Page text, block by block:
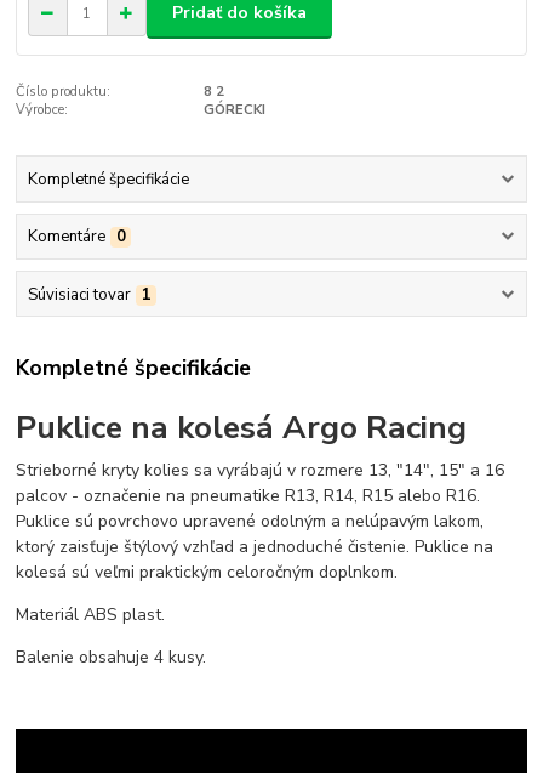
Pridať do košíka
Číslo produktu:
8 2
Výrobce:
GÓRECKI
Kompletné špecifikácie
Komentáre 0
Súvisiaci tovar 1
Kompletné špecifikácie
Puklice na kolesá Argo Racing
Strieborné kryty kolies sa vyrábajú v rozmere 13, "14", 15" a 16
palcov - označenie na pneumatike R13, R14, R15 alebo R16.
Puklice sú povrchovo upravené odolným a nelúpavým lakom,
ktorý zaisťuje štýlový vzhľad a jednoduché čistenie. Puklice na
kolesá sú veľmi praktickým celoročným doplnkom.
Materiál ABS plast.
Balenie obsahuje 4 kusy.